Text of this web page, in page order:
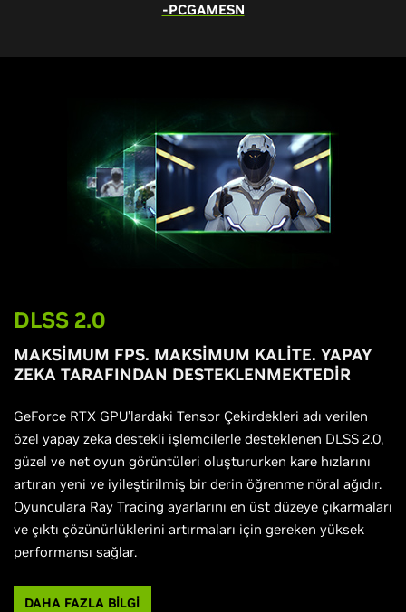
-PCGAMESN
DLSS 2.0
MAKSİMUM FPS. MAKSİMUM KALİTE. YAPAY
ZEKA TARAFINDAN DESTEKLENMEKTEDİR
GeForce RTX GPU’lardaki Tensor Çekirdekleri adı verilen
özel yapay zeka destekli işlemcilerle desteklenen DLSS 2.0,
güzel ve net oyun görüntüleri oluştururken kare hızlarını
artıran yeni ve iyileştirilmiş bir derin öğrenme nöral ağıdır.
Oyunculara Ray Tracing ayarlarını en üst düzeye çıkarmaları
ve çıktı çözünürlüklerini artırmaları için gereken yüksek
performansı sağlar.
DAHA FAZLA BİLGİ